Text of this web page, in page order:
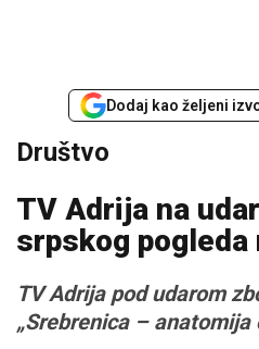
Dodaj kao željeni
Društvo
TV Adrija na
srpskog pogleda
TV Adrija pod udarom
„Srebrenica – anatomija